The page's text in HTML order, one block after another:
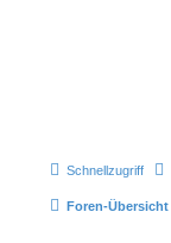
Schnellzugriff
Foren-Übersicht